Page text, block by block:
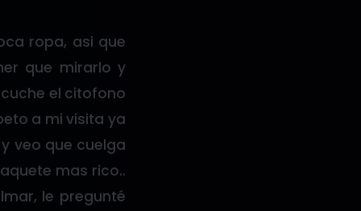
ropa, asi que
que mirarlo y
el citofono
a mi visita ya
veo que cuelga
mas rico..
le pregunté